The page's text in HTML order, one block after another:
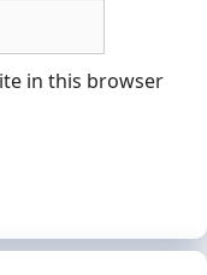
in this browser